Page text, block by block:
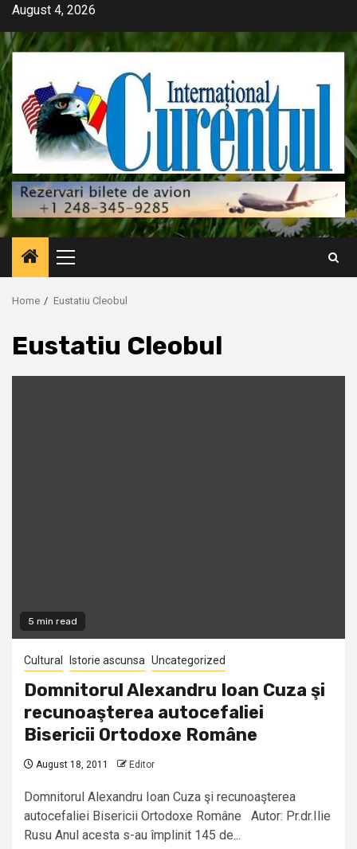
Skip
content
August 4, 2026
Primary
Menu
Home Eustatiu Cleobul
Eustatiu Cleobul
5 min read
Cultural Istorie ascunsa Uncategorized
Domnitorul Alexandru Ioan Cuza şi
recunoaşterea autocefaliei
Bisericii Ortodoxe Române
August 18, 2011 Editor
Domnitorul Alexandru Ioan Cuza şi recunoaşterea
autocefaliei Bisericii Ortodoxe Române Autor: Pr.dr.Ilie
Rusu Anul acesta s-au împlinit 145 de...